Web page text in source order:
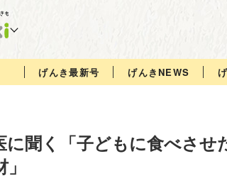
げんき最新号 げんきNEWS
に聞く「子どもに食べさせ